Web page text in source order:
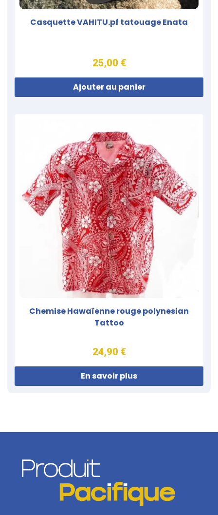
Casquette VAHITU.pf tatouage Enata
25,00 €
Ajouter au panier
Chemise Hawaïenne rouge polynesian
Tattoo
24,90 €
En savoir plus